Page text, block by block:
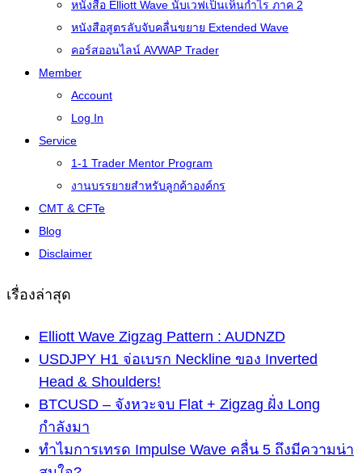
หนังสือ Elliott Wave นับเวฟเป็นเห็นกำไร ภาค 2
หนังสือสูตรลับจับคลื่นขยาย Extended Wave
คอร์สออนไลน์ AVWAP Trader
Member
Account
Log In
Service
1-1 Trader Mentor Program
งานบรรยายสำหรับลูกค้าองค์กร
CMT & CFTe
Blog
Disclaimer
เรื่องล่าสุด
Elliott Wave Zigzag Pattern : AUDNZD
USDJPY H1 จ่อเบรก Neckline ของ Inverted
Head & Shoulders!
BTCUSD – จังหวะจบ Flat + Zigzag ฝั่ง Long
กำลังมา
ทำไมการเทรด Impulse Wave คลื่น 5 ถึงมีความน่า